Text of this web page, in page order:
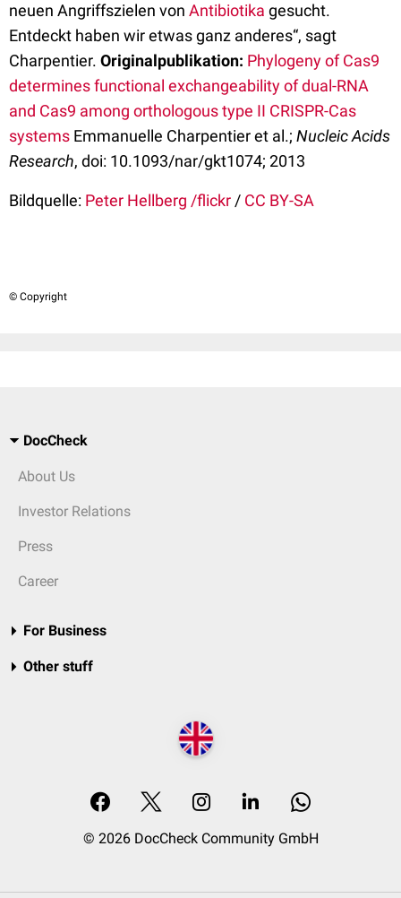
neuen Angriffszielen von Antibiotika gesucht.
Entdeckt haben wir etwas ganz anderes“, sagt
Charpentier. Originalpublikation: Phylogeny of Cas9
determines functional exchangeability of dual-RNA
and Cas9 among orthologous type II CRISPR-Cas
systems Emmanuelle Charpentier et al.; Nucleic Acids
Research, doi: 10.1093/nar/gkt1074; 2013
Bildquelle: Peter Hellberg /flickr / CC BY-SA
© Copyright
DocCheck
About Us
Investor Relations
Press
Career
For Business
Other stuff
© 2026 DocCheck Community GmbH